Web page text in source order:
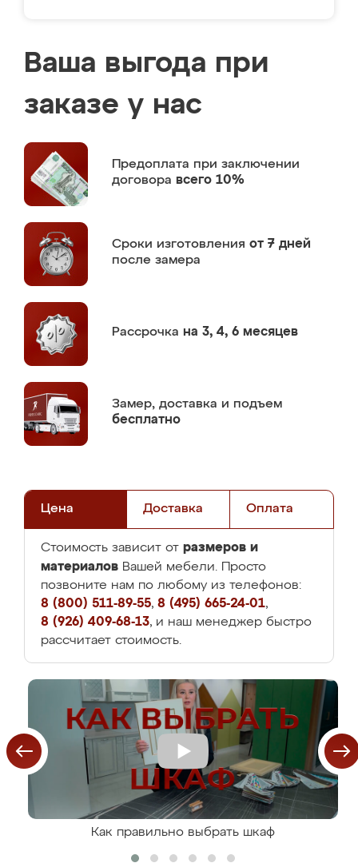
Ваша выгода при
заказе у нас
Предоплата при заключении
договора всего 10%
Сроки изготовления от 7 дней
после замера
Рассрочка на 3, 4, 6 месяцев
Замер, доставка и подъем
бесплатно
Цена Доставка Оплата
Стоимость зависит от размеров и
материалов Вашей мебели. Просто
позвоните нам по любому из телефонов:
8 (800) 511-89-55, 8 (495) 665-24-01,
8 (926) 409-68-13, и наш менеджер быстро
рассчитает стоимость.
Как правильно выбрать шкаф